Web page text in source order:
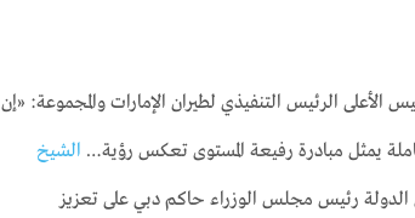
الرئيس التنفيذي لطيران الإمارات والمجموعة: «إن
يمثل مبادرة رفيعة المستوى تعكس رؤية… الشيخ
رئيس مجلس الوزراء حاكم دبي على تعزيز